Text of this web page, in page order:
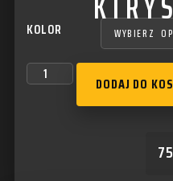
KOLOR
DODAJ DO